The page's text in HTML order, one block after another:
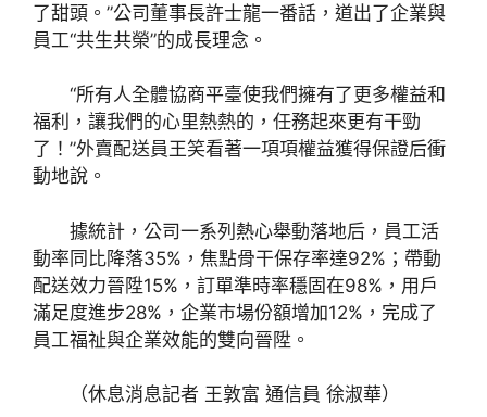
了甜頭。”公司董事長許士龍一番話，道出了企業與
員工“共生共榮”的成長理念。
“所有人全體協商平臺使我們擁有了更多權益和
福利，讓我們的心里熱熱的，任務起來更有干勁
了！”外賣配送員王笑看著一項項權益獲得保證后衝
動地說。
據統計，公司一系列熱心舉動落地后，員工活
動率同比降落35%，焦點骨干保存率達92%；帶動
配送效力晉陞15%，訂單準時率穩固在98%，用戶
滿足度進步28%，企業市場份額增加12%，完成了
員工福祉與企業效能的雙向晉陞。
（休息消息記者 王敦富 通信員 徐淑華）